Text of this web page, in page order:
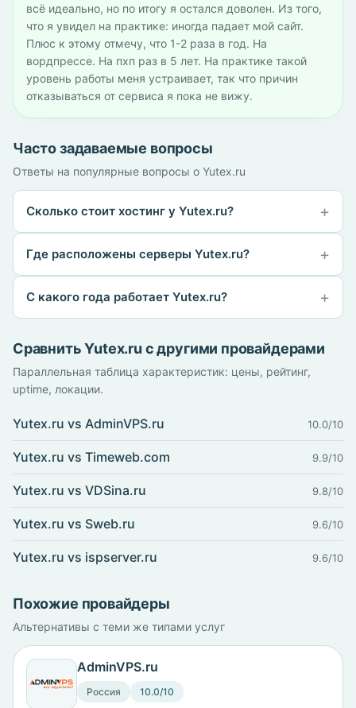
всё идеально, но по итогу я остался доволен. Из того,
что я увидел на практике: иногда падает мой сайт.
Плюс к этому отмечу, что 1-2 раза в год. На
вордпрессе. На пхп раз в 5 лет. На практике такой
уровень работы меня устраивает, так что причин
отказываться от сервиса я пока не вижу.
Часто задаваемые вопросы
Ответы на популярные вопросы о Yutex.ru
Сколько стоит хостинг у Yutex.ru?
Где расположены серверы Yutex.ru?
С какого года работает Yutex.ru?
Сравнить Yutex.ru с другими провайдерами
Параллельная таблица характеристик: цены, рейтинг,
uptime, локации.
Yutex.ru vs AdminVPS.ru 10.0/10
Yutex.ru vs Timeweb.com 9.9/10
Yutex.ru vs VDSina.ru 9.8/10
Yutex.ru vs Sweb.ru 9.6/10
Yutex.ru vs ispserver.ru 9.6/10
Похожие провайдеры
Альтернативы с теми же типами услуг
AdminVPS.ru
Россия 10.0/10